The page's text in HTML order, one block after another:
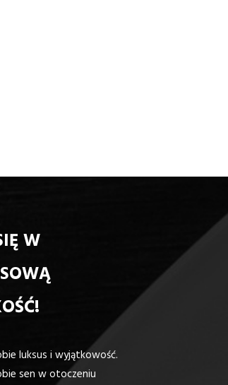
W
luksus i wyjątkowość.
sen w otoczeniu